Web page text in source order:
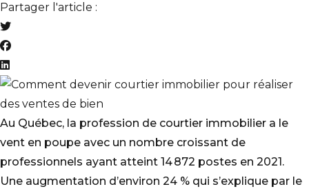
Partager l'article :
Au Québec, la profession de courtier immobilier a le
vent en poupe avec un nombre croissant de
professionnels ayant atteint 14 872 postes en 2021.
Une augmentation d’environ 24 % qui s’explique par le